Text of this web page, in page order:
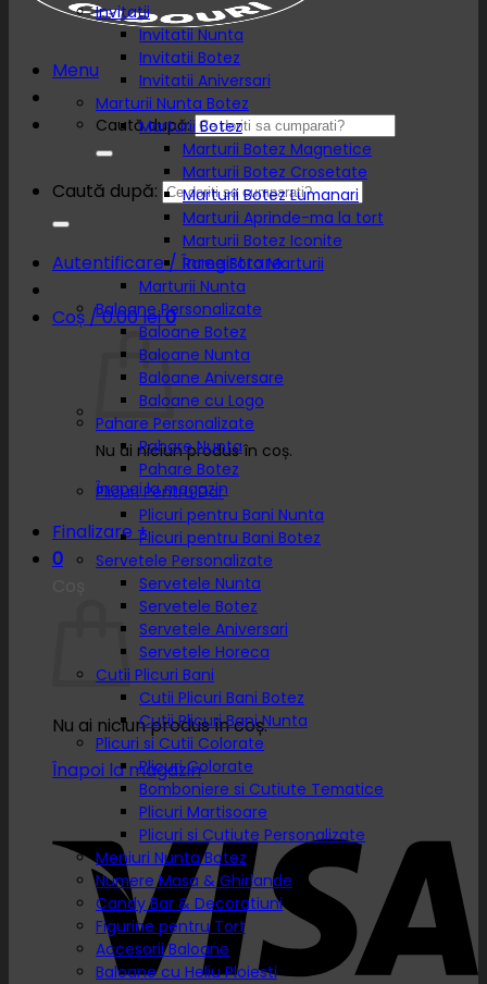
Menu
Caută după:
Caută după:
Autentificare / Înregistrare
Coș /0.00lei0
Nu ai niciun produs în coș.
Înapoi la magazin
Finalizare +
0
Nu ai niciun produs în coș.
Înapoi la magazin
Invitatii
Invitatii Nunta
Invitatii Botez
Invitatii Aniversari
Marturii Nunta Botez
Marturii Botez
Marturii Botez Magnetice
Marturii Botez Crosetate
Marturii Botez Lumanari
Marturii Aprinde-ma la tort
Marturii Botez Iconite
Rame Foto Marturii
Marturii Nunta
Baloane Personalizate
Baloane Botez
Baloane Nunta
Baloane Aniversare
Baloane cu Logo
Pahare Personalizate
Pahare Nunta
Pahare Botez
Plicuri Pentru Dar
Plicuri pentru Bani Nunta
Plicuri pentru Bani Botez
Servetele Personalizate
Servetele Nunta
Servetele Botez
Servetele Aniversari
Servetele Horeca
Cutii Plicuri Bani
Cutii Plicuri Bani Botez
Cutii Plicuri Bani Nunta
Plicuri si Cutii Colorate
Plicuri Colorate
Bomboniere si Cutiute Tematice
Plicuri Martisoare
Plicuri si Cutiute Personalizate
Meniuri Nunta Botez
Numere Masa & Ghirlande
Candy Bar & Decoratiuni
Figurine pentru Tort
Accesorii Baloane
Baloane cu Heliu Ploiesti